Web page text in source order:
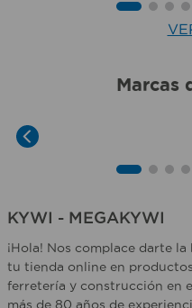
Marcas
KYWI - MEGAKYWI
¡Hola! Nos complace darte
tu tienda online en
ferretería y construcción en
más de 80 años de